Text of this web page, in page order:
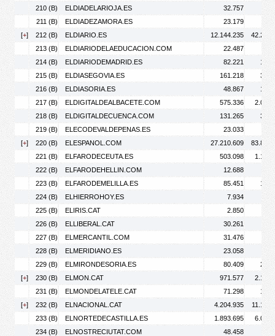
210 (B)
ELDIADELARIOJA.ES 32.757
211 (B)
ELDIADEZAMORA.ES 23.179
[+] 212 (B) ELDIARIO.ES 12.144.235
213 (B)
ELDIARIODELAEDUCACION.COM 22.487
214 (B)
ELDIARIODEMADRID.ES 82.221
215 (B)
ELDIASEGOVIA.ES 161.218
216 (B)
ELDIASORIA.ES 48.867
217 (B)
ELDIGITALDEALBACETE.COM 575.336
218 (B)
ELDIGITALDECUENCA.COM 131.265
219 (B)
ELECODEVALDEPENAS.ES 23.033
[+] 220 (B) ELESPANOL.COM 27.210.609
221 (B)
ELFARODECEUTA.ES 503.098
222 (B)
ELFARODEHELLIN.COM 12.688
223 (B)
ELFARODEMELILLA.ES 85.451
224 (B)
ELHIERROHOY.ES 7.934
225 (B)
ELIRIS.CAT 2.850
226 (B)
ELLIBERAL.CAT 30.261
227 (B)
ELMERCANTIL.COM 31.476
228 (B)
ELMERIDIANO.ES 23.058
229 (B)
ELMIRONDESORIA.ES 80.409
[+] 230 (B) ELMON.CAT 971.577
231 (B)
ELMONDELATELE.CAT 71.298
[+] 232 (B) ELNACIONAL.CAT 4.204.935
233 (B)
ELNORTEDECASTILLA.ES 1.893.695
234 (B)
ELNOSTRECIUTAT.COM 48.458